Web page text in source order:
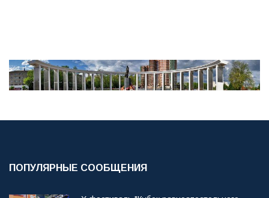
ПОПУЛЯРНЫЕ СООБЩЕНИЯ